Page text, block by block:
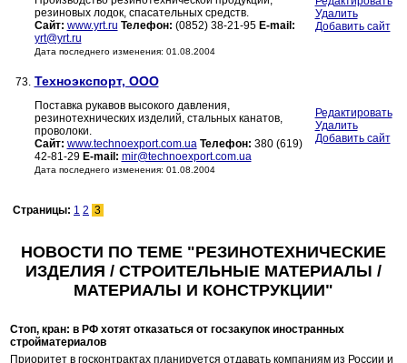
резиновых лодок, спасательных средств.
Сайт: www.yrt.ru Телефон: (0852) 38-21-95 E-mail:
yrt@yrt.ru
Дата последнего изменения: 01.08.2004
Удалить
Добавить сайт
73. Техноэкспорт, ООО
Поставка рукавов высокого давления,
резинотехнических изделий, стальных канатов,
проволоки.
Сайт: www.technoexport.com.ua Телефон: 380 (619)
42-81-29 E-mail: mir@technoexport.com.ua
Дата последнего изменения: 01.08.2004
Редактировать
Удалить
Добавить сайт
Страницы: 1 2 3
НОВОСТИ ПО ТЕМЕ "РЕЗИНОТЕХНИЧЕСКИЕ
ИЗДЕЛИЯ / СТРОИТЕЛЬНЫЕ МАТЕРИАЛЫ /
МАТЕРИАЛЫ И КОНСТРУКЦИИ"
Стоп, кран: в РФ хотят отказаться от госзакупок иностранных
стройматериалов
Приоритет в госконтрактах планируется отдавать компаниям из России и